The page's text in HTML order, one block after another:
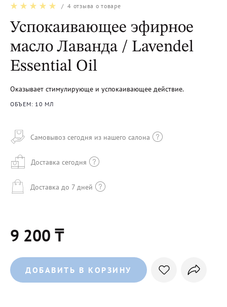
/4 отзыва о товаре
Успокаивающее эфирное
масло Лаванда / Lavendel
Essential Oil
Оказывает стимулирующе и успокаивающее действие.
ОБЪЕМ: 10 МЛ
Самовывоз сегодня из нашего салона
Доставка сегодня
Доставка до 7 дней
9 200 ₸
ДОБАВИТЬ В КОРЗИНУ